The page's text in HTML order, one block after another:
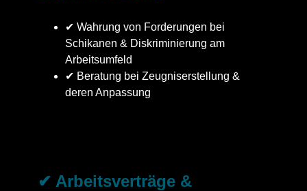
✔ Wahrung von Forderungen bei
Schikanen & Diskriminierung am
Arbeitsumfeld
✔ Beratung bei Zeugniserstellung &
deren Anpassung
✔ Arbeitsverträge &